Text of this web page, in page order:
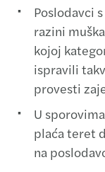
Poslodavci
razini
kojoj
ispravili
provesti
U
plaća teret
na